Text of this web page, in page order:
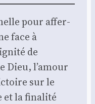
pour affer­
face à
de
Dieu, l’amour
sur le
et la fina­li­té